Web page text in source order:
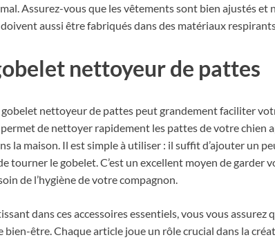
Assurez-vous que les vêtements sont bien ajustés et
aussi être fabriqués dans des matériaux
nettoyeur de pattes
gobelet nettoyeur de pattes peut grandement faciliter
de nettoyer rapidement les pattes de votre chien
la maison. Il est simple à utiliser : il suffit d’ajouter un
tourner le gobelet. C’est un excellent moyen de garder
de l’hygiène de votre compagnon.
dans ces accessoires essentiels, vous vous assurez
bien-être. Chaque article joue un rôle crucial dans la